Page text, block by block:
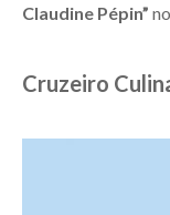
Claudine Pépin”
Cruzeiro